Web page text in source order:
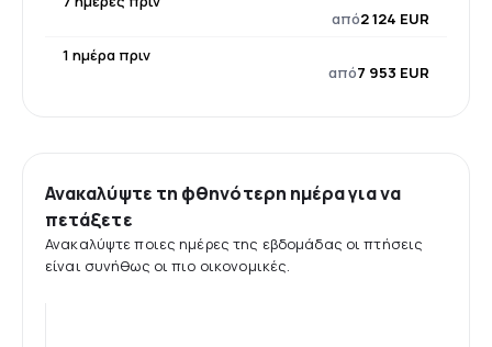
από2 124 EUR
1 ημέρα πριν
από7 953 EUR
Ανακαλύψτε τη φθηνότερη ημέρα για να
πετάξετε
Ανακαλύψτε ποιες ημέρες της εβδομάδας οι πτήσεις
είναι συνήθως οι πιο οικονομικές.